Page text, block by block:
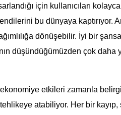
için kullanıcıları
bu dünyaya kaptırıyor.
dönüşebilir. İyi bir
düşündüğümüzden çok daha
etkileri zamanla
atabiliyor. Her bir kayıp,